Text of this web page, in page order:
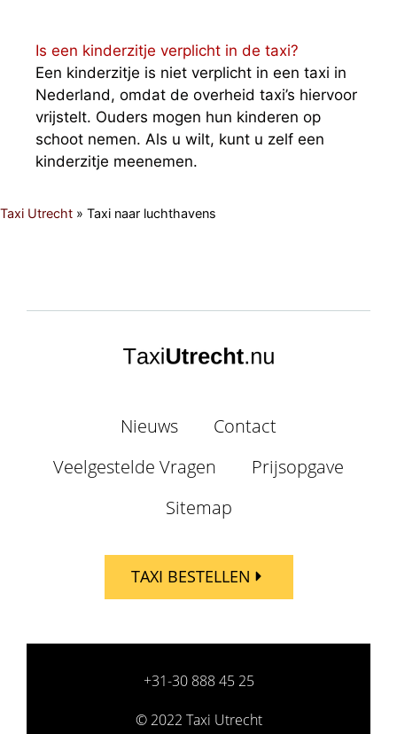
Is een kinderzitje verplicht in de taxi?
Een kinderzitje is niet verplicht in een taxi in
Nederland, omdat de overheid taxi’s hiervoor
vrijstelt. Ouders mogen hun kinderen op
schoot nemen. Als u wilt, kunt u zelf een
kinderzitje meenemen.
Taxi Utrecht » Taxi naar luchthavens
Nieuws
Contact
Veelgestelde Vragen
Prijsopgave
Sitemap
TAXI BESTELLEN
© 2022 Taxi Utrecht
+31-30 888 45 25